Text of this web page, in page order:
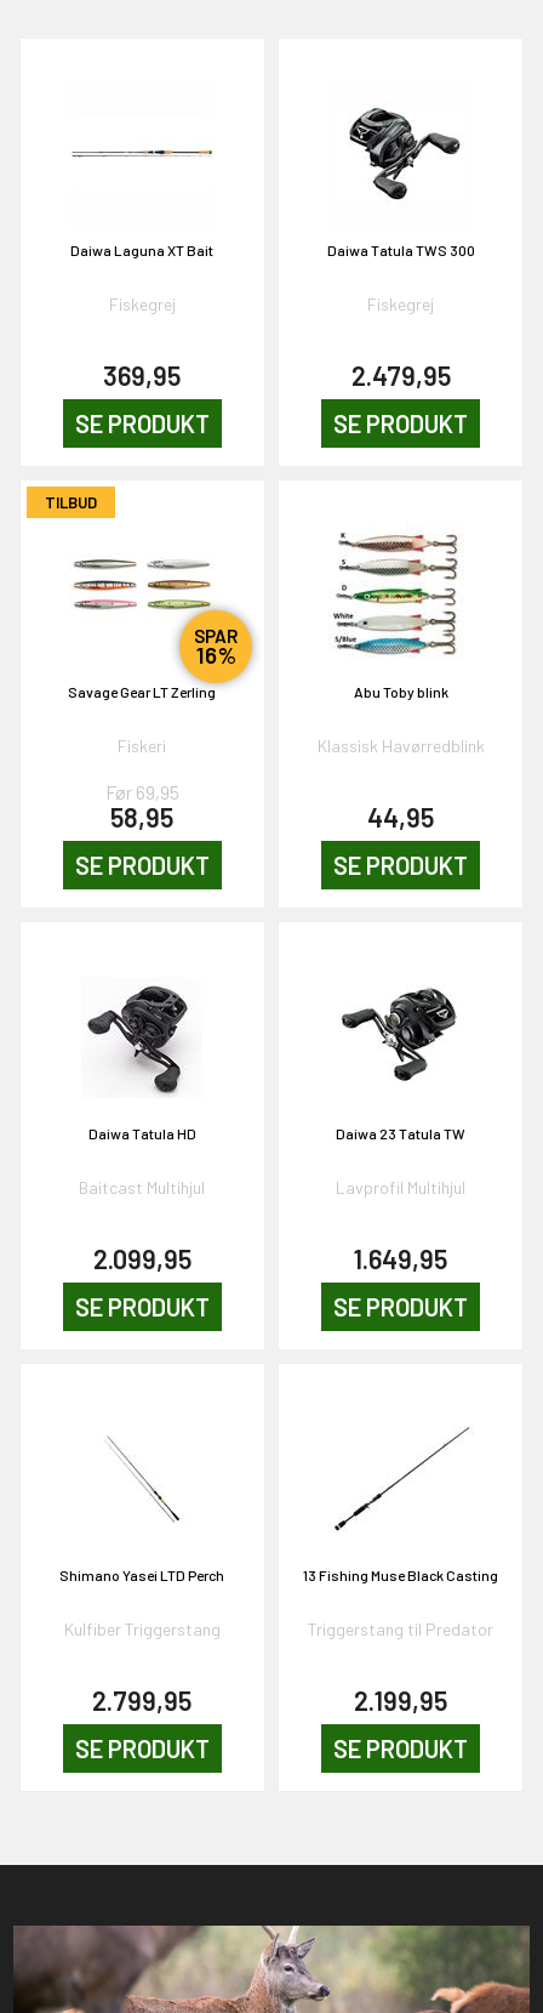
Daiwa Laguna XT Bait
Fiskegrej
369,95
SE PRODUKT
Daiwa Tatula TWS 300
Fiskegrej
2.479,95
SE PRODUKT
TILBUD
SPAR
16%
Savage Gear LT Zerling
Fiskeri
Før 69,95
58,95
SE PRODUKT
Abu Toby blink
Klassisk Havørredblink
44,95
SE PRODUKT
Daiwa Tatula HD
Baitcast Multihjul
2.099,95
SE PRODUKT
Daiwa 23 Tatula TW
Lavprofil Multihjul
1.649,95
SE PRODUKT
Shimano Yasei LTD Perch
Kulfiber Triggerstang
2.799,95
SE PRODUKT
13 Fishing Muse Black Casting
Triggerstang til Predator
2.199,95
SE PRODUKT
PÅ
NEJ TAK!